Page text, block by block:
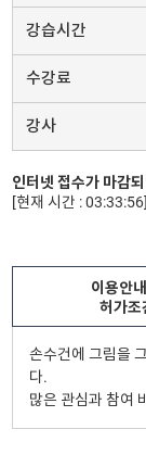
강습시간
수강료
강사
인터넷 접수가 마감
[현재 시간 : 03:33:56]
이용안
허가조
손수건에 그림을
다.
많은 관심과 참여